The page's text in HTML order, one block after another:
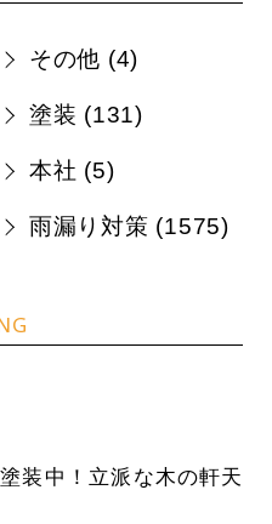
その他 (4)
塗装 (131)
本社 (5)
雨漏り対策 (1575)
装中！立派な木の軒天